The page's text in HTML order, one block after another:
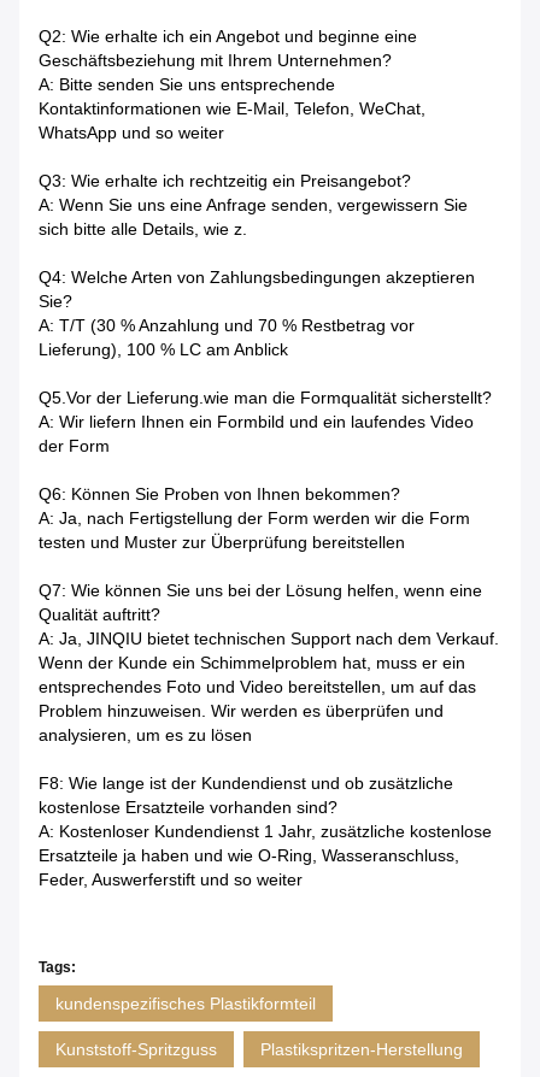
Q2: Wie erhalte ich ein Angebot und beginne eine
Geschäftsbeziehung mit Ihrem Unternehmen?
A: Bitte senden Sie uns entsprechende
Kontaktinformationen wie E-Mail, Telefon, WeChat,
WhatsApp und so weiter
Q3: Wie erhalte ich rechtzeitig ein Preisangebot?
A: Wenn Sie uns eine Anfrage senden, vergewissern Sie
sich bitte alle Details, wie z.
Q4: Welche Arten von Zahlungsbedingungen akzeptieren
Sie?
A: T/T (30 % Anzahlung und 70 % Restbetrag vor
Lieferung), 100 % LC am Anblick
Q5.Vor der Lieferung.wie man die Formqualität sicherstellt?
A: Wir liefern Ihnen ein Formbild und ein laufendes Video
der Form
Q6: Können Sie Proben von Ihnen bekommen?
A: Ja, nach Fertigstellung der Form werden wir die Form
testen und Muster zur Überprüfung bereitstellen
Q7: Wie können Sie uns bei der Lösung helfen, wenn eine
Qualität auftritt?
A: Ja, JINQIU bietet technischen Support nach dem Verkauf.
Wenn der Kunde ein Schimmelproblem hat, muss er ein
entsprechendes Foto und Video bereitstellen, um auf das
Problem hinzuweisen. Wir werden es überprüfen und
analysieren, um es zu lösen
F8: Wie lange ist der Kundendienst und ob zusätzliche
kostenlose Ersatzteile vorhanden sind?
A: Kostenloser Kundendienst 1 Jahr, zusätzliche kostenlose
Ersatzteile ja haben und wie O-Ring, Wasseranschluss,
Feder, Auswerferstift und so weiter
Tags:
kundenspezifisches Plastikformteil
Kunststoff-Spritzguss Plastikspritzen-Herstellung